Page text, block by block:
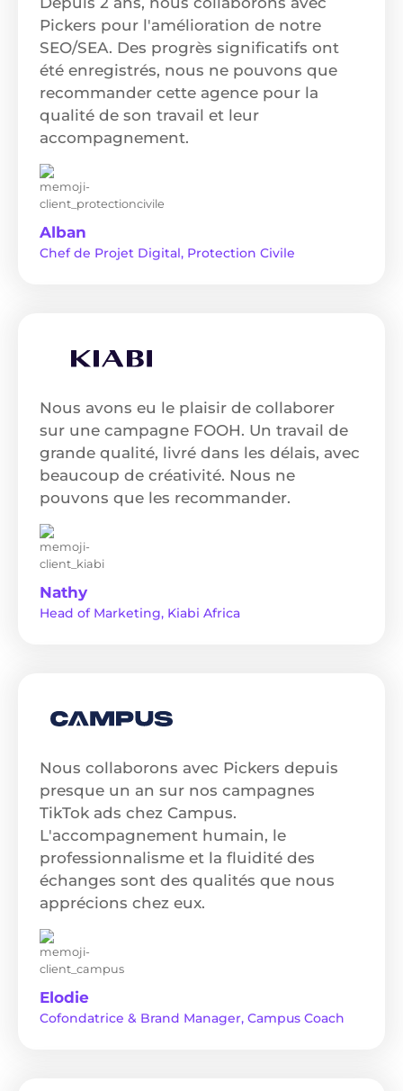
Pickers pour l'amélioration de notre
SEO/SEA. Des progrès significatifs ont
été enregistrés, nous ne pouvons que
recommander cette agence pour la
qualité de son travail et leur
accompagnement.
Alban
Chef de Projet Digital, Protection Civile
Nous avons eu le plaisir de collaborer
sur une campagne FOOH. Un travail de
grande qualité, livré dans les délais, avec
beaucoup de créativité. Nous ne
pouvons que les recommander.
Nathy
Head of Marketing, Kiabi Africa
Nous collaborons avec Pickers depuis
presque un an sur nos campagnes
TikTok ads chez Campus.
L'accompagnement humain, le
professionnalisme et la fluidité des
échanges sont des qualités que nous
apprécions chez eux.
Elodie
Cofondatrice & Brand Manager, Campus Coach